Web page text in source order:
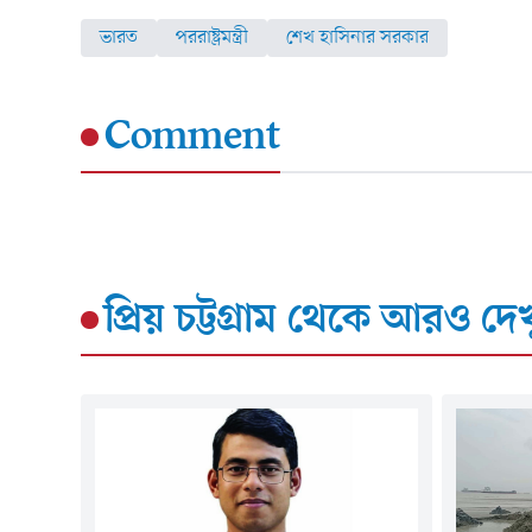
ভারত পররাষ্ট্রমন্ত্রী শেখ হাসিনার সরকার
Comment
প্রিয় চট্টগ্রাম থেকে আরও